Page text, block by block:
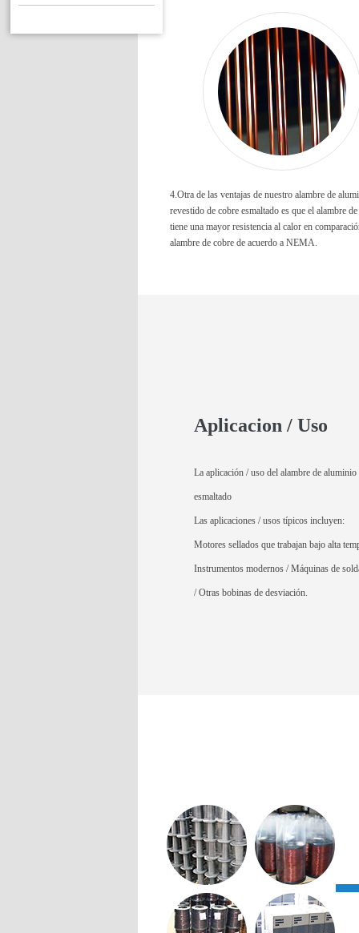
4.Otra de las ventajas de nuestro alambre de
revestido de cobre esmaltado es que el alambre
tiene una mayor resistencia al calor en
alambre de cobre de acuerdo a NEMA.
Aplicacion / Uso
La aplicación / uso del alambre de
esmaltado
Las aplicaciones / usos típicos incluyen:
Motores sellados que trabajan bajo alta
Instrumentos modernos / Máquinas de
/ Otras bobinas de desviación.